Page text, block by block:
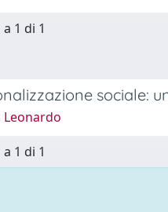
1 di 1
sociale:
Leonardo
1 di 1